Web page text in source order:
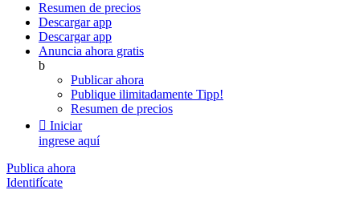
Resumen de precios
Descargar app
Descargar app
Anuncia ahora gratis
b
Publicar ahora
Publique ilimitadamente Tipp!
Resumen de precios
 Iniciar
ingrese aquí
Publica ahora
Identifícate